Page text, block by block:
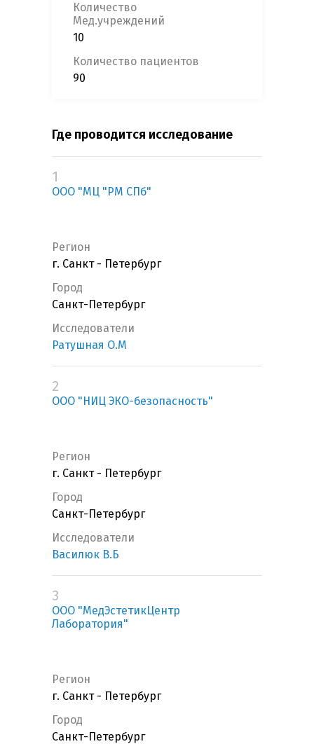
Количество
Мед.учреждений
10
Количество пациентов
90
Где проводится исследование
1
ООО "МЦ "РМ СПб"
Регион
г. Санкт - Петербург
Город
Санкт-Петербург
Исследователи
Ратушная О.М
2
ООО "НИЦ ЭКО-безопасность"
Регион
г. Санкт - Петербург
Город
Санкт-Петербург
Исследователи
Василюк В.Б
3
ООО "МедЭстетикЦентр
Лаборатория"
Регион
г. Санкт - Петербург
Город
Санкт-Петербург